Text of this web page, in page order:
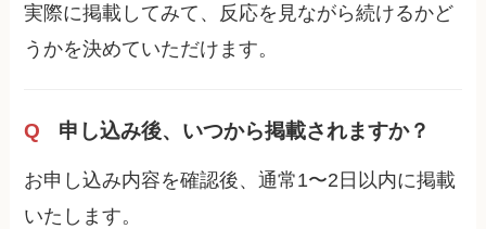
実際に掲載してみて、反応を見ながら続けるかど
うかを決めていただけます。
申し込み後、いつから掲載されますか？
お申し込み内容を確認後、通常1〜2日以内に掲載
いたします。